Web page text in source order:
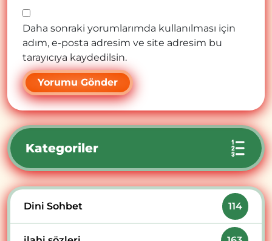
Daha sonraki yorumlarımda kullanılması için
adım, e-posta adresim ve site adresim bu
tarayıcıya kaydedilsin.
Kategoriler
Dini Sohbet 114